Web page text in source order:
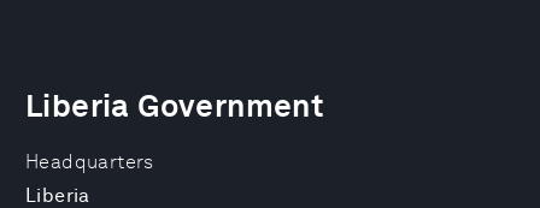
Headquarters
Liberia
Liberia Government